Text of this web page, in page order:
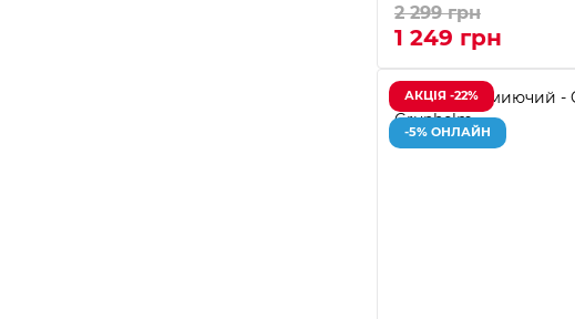
2 299 грн
1 249 грн
АКЦІЯ -22%
-5% ОНЛАЙН